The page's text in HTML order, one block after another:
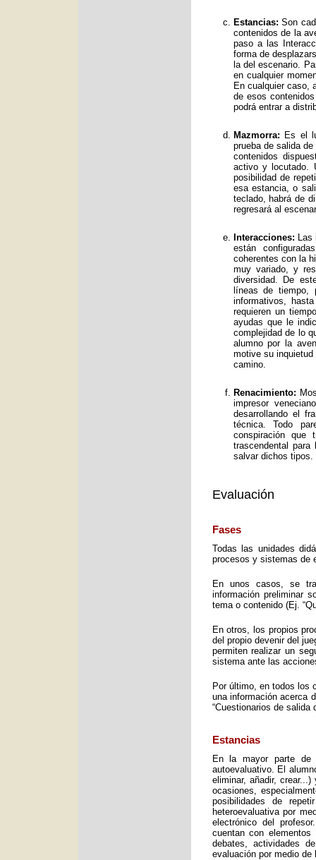
Estancias: Son
contenidos de la
paso a las
forma de
la del escenario.
en cualquier
En cualquier caso,
de esos
podrá entrar a
Mazmorra: Es el
prueba de salida
contenidos
activo y locutado.
posibilidad de
esa estancia, o
teclado, habrá de
regresará al
Interacciones: Las
están
coherentes con la
muy variado, y
diversidad. De
líneas de tiempo,
informativos,
requieren un
ayudas que le
complejidad de lo
alumno por la
motive su
camino.
Renacimiento:
impresor
desarrollando el
técnica. Todo
conspiración
trascendental
salvar dichos tipos.
Evaluación
Fases
Todas las unidades
procesos y sistemas de
En unos casos, se
información preliminar
tema o contenido (Ej.
En otros, los propios
del propio devenir del
permiten realizar un
sistema ante las
Por último, en todos los
una información acerca
“Cuestionarios de salida
Estancias
En la mayor parte de
autoevaluativo. El
eliminar, añadir,
ocasiones,
posibilidades de
heteroevaluativa por
electrónico del
cuentan con
debates, actividades
evaluación por medio